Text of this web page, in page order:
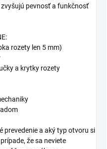
pevnosť a funkčnosť
rozety len 5 mm)
a krytky rozety
prevedenie a aký typ otvoru si
že sa neviete